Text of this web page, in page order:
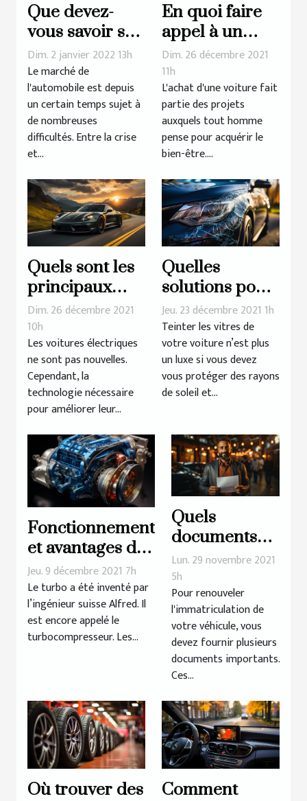
Que devez-
vous savoir sur
le malus
écologique ?
Dim. 2 janvier 2022 13h
Le marché de
l'automobile est depuis
un certain temps sujet à
de nombreuses
difficultés. Entre la crise
et...
En quoi faire
appel à un
mandataire
auto est-il
avantageux ?
Dim. 26 décembre 2021
11h
L'achat d'une voiture fait
partie des projets
auxquels tout homme
pense pour acquérir le
bien-être....
Quels sont les
principaux
avantages de la
voiture
électrique ?
Dim. 26 décembre 2021
10h
Les voitures électriques
ne sont pas nouvelles.
Cependant, la
technologie nécessaire
pour améliorer leur...
Quelles
solutions pour
teinter les
vitres de sa
voiture ?
Jeu. 23 décembre 2021 1h
Teinter les vitres de
votre voiture n’est plus
un luxe si vous devez
vous protéger des rayons
de soleil et...
Fonctionnement
et avantages du
Turbo de
véhicule
Jeu. 9 décembre 2021 7h
Le turbo a été inventé par
l’ingénieur suisse Alfred. Il
est encore appelé le
turbocompresseur. Les...
Quels
documents
dois-je
fournir pour
renouveler
ma carte
grise ?
Lun. 29 novembre 2021
5h
Pour renouveler
l'immatriculation de
votre véhicule, vous
devez fournir plusieurs
documents importants.
Ces...
Où trouver des
Comment